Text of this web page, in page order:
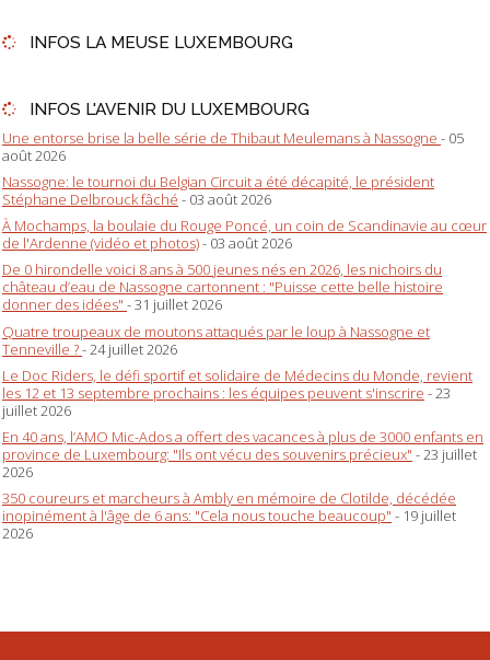
INFOS LA MEUSE LUXEMBOURG
INFOS L'AVENIR DU LUXEMBOURG
Une entorse brise la belle série de Thibaut Meulemans à Nassogne - 05
août 2026
Nassogne: le tournoi du Belgian Circuit a été décapité, le président
Stéphane Delbrouck fâché - 03 août 2026
À Mochamps, la boulaie du Rouge Poncé, un coin de Scandinavie au cœur
de l'Ardenne (vidéo et photos)- 03 août 2026
De 0 hirondelle voici 8 ans à 500 jeunes nés en 2026, les nichoirs du
château d’eau de Nassogne cartonnent : "Puisse cette belle histoire
donner des idées" - 31 juillet 2026
Quatre troupeaux de moutons attaqués par le loup à Nassogne et
Tenneville ?- 24 juillet 2026
Le Doc Riders, le défi sportif et solidaire de Médecins du Monde, revient
les 12 et 13 septembre prochains : les équipes peuvent s'inscrire - 23
juillet 2026
En 40 ans, l’AMO Mic-Ados a offert des vacances à plus de 3000 enfants en
province de Luxembourg: "Ils ont vécu des souvenirs précieux" - 23 juillet
2026
350 coureurs et marcheurs à Ambly en mémoire de Clotilde, décédée
inopinément à l'âge de 6 ans: "Cela nous touche beaucoup" - 19 juillet
2026